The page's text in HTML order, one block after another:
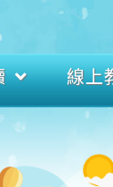
線上